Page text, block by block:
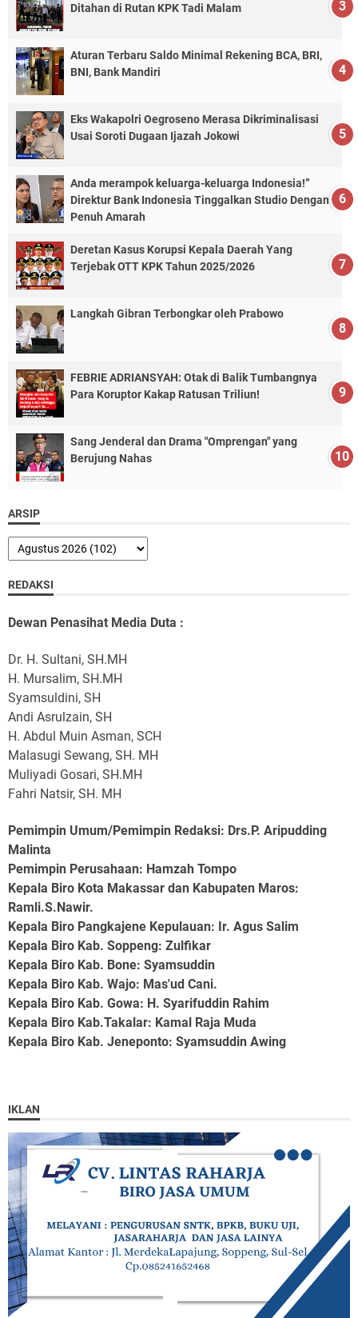
Ditahan di Rutan KPK Tadi Malam
Aturan Terbaru Saldo Minimal Rekening BCA, BRI,
BNI, Bank Mandiri
Eks Wakapolri Oegroseno Merasa Dikriminalisasi
Usai Soroti Dugaan Ijazah Jokowi
Anda merampok keluarga-keluarga Indonesia!”
Direktur Bank Indonesia Tinggalkan Studio Dengan
Penuh Amarah
Deretan Kasus Korupsi Kepala Daerah Yang
Terjebak OTT KPK Tahun 2025/2026
Langkah Gibran Terbongkar oleh Prabowo
FEBRIE ADRIANSYAH: Otak di Balik Tumbangnya
Para Koruptor Kakap Ratusan Triliun!
Sang Jenderal dan Drama "Omprengan" yang
Berujung Nahas
ARSIP
REDAKSI
Dewan Penasihat Media Duta :
Dr. H. Sultani, SH.MH
H. Mursalim, SH.MH
Syamsuldini, SH
Andi Asrulzain, SH
H. Abdul Muin Asman, SCH
Malasugi Sewang, SH. MH
Muliyadi Gosari, SH.MH
Fahri Natsir, SH. MH
Pemimpin Umum/Pemimpin Redaksi: Drs.P. Aripudding
Malinta
Pemimpin Perusahaan: Hamzah Tompo
Kepala Biro Kota Makassar dan Kabupaten Maros:
Ramli.S.Nawir.
Kepala Biro Pangkajene Kepulauan: Ir. Agus Salim
Kepala Biro Kab. Soppeng: Zulfikar
Kepala Biro Kab. Bone: Syamsuddin
Kepala Biro Kab. Wajo: Mas'ud Cani.
Kepala Biro Kab. Gowa: H. Syarifuddin Rahim
Kepala Biro Kab.Takalar: Kamal Raja Muda
Kepala Biro Kab. Jeneponto: Syamsuddin Awing
IKLAN